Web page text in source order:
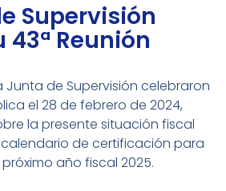
Supervisión
43ª Reunión
Junta de Supervisión celebraron
el 28 de febrero de 2024,
la presente situación fiscal
calendario de certificación para
año fiscal 2025.